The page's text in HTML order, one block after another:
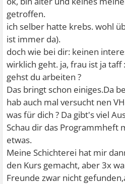
getroffen.
ich selber hatte krebs. wohl
ist immer da).
doch wie bei dir: keinen
wirklich geht. ja, frau ist ja taff
gehst du arbeiten ?
Das bringt schon einiges.Da
hab auch mal versucht nen
was für dich ? Da gibt's viel
Schau dir das Programmheft
etwas.
Meine Schichterei hat mir
den Kurs gemacht, aber 3x
Freunde zwar nicht